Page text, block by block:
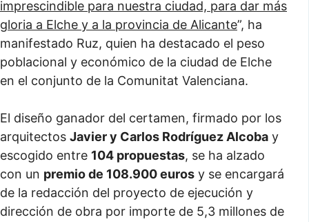
imprescindible para nuestra ciudad, para dar más
gloria a Elche y a la provincia de Alicante”, ha
manifestado Ruz, quien ha destacado el peso
poblacional y económico de la ciudad de Elche
en el conjunto de la Comunitat Valenciana.
El diseño ganador del certamen, firmado por los
arquitectos Javier y Carlos Rodríguez Alcoba y
escogido entre 104 propuestas, se ha alzado
con un premio de 108.900 euros y se encargará
de la redacción del proyecto de ejecución y
dirección de obra por importe de 5,3 millones de